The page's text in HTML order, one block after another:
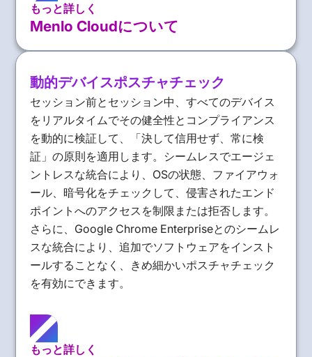
もっと詳しく
Menlo Cloudについて
動的デバイスポスチャチェック
セッション前とセッション中、すべてのデバイス
をリアルタイムでその健全性とコンプライアンス
を動的に検証して、「決して信用せず、常に検
証」の原則を適用します。シームレスでエージェ
ントレスな統合により、OSの状態、ファイアウォ
ール、暗号化をチェックして、侵害されたエンド
ポイントへのアクセスを制限または拒否します。
さらに、Google Chrome Enterpriseとのシームレ
スな統合により、追加でソフトウェアをインスト
ールすることなく、きめ細かいポスチャチェック
を有効にできます。
もっと詳しく